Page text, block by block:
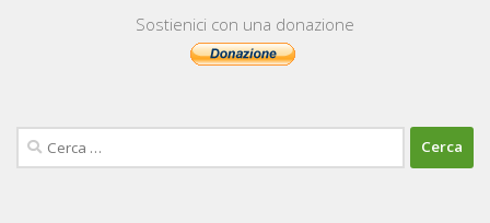
Sostienici con una donazione
Ricerca
per: